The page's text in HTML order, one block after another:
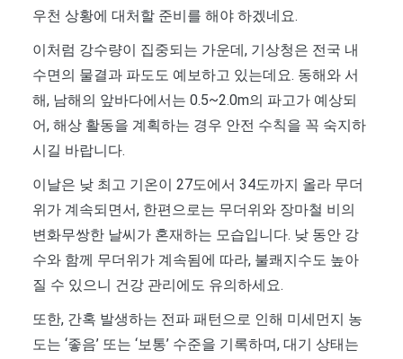
우천 상황에 대처할 준비를 해야 하겠네요.
이처럼 강수량이 집중되는 가운데, 기상청은 전국 내
수면의 물결과 파도도 예보하고 있는데요. 동해와 서
해, 남해의 앞바다에서는 0.5~2.0m의 파고가 예상되
어, 해상 활동을 계획하는 경우 안전 수칙을 꼭 숙지하
시길 바랍니다.
이날은 낮 최고 기온이 27도에서 34도까지 올라 무더
위가 계속되면서, 한편으로는 무더위와 장마철 비의
변화무쌍한 날씨가 혼재하는 모습입니다. 낮 동안 강
수와 함께 무더위가 계속됨에 따라, 불쾌지수도 높아
질 수 있으니 건강 관리에도 유의하세요.
또한, 간혹 발생하는 전파 패턴으로 인해 미세먼지 농
도는 ‘좋음’ 또는 ‘보통’ 수준을 기록하며, 대기 상태는